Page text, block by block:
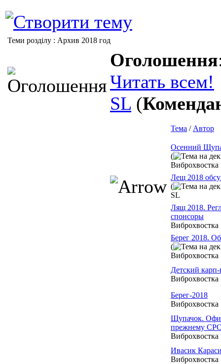
Теми розділу : Архив 2018 год
Оголошення
Читать всем!
SL (
Тема / Автор
Осенний
(
Виброхвостка
Лещ 2018
(
SL
Лящ 2018.
спонсоры
Виброхвостка
Берег 2018.
(
Виброхвостка
Детский
Виброхвостка
Берег-2018
Виброхвостка
Щупачок.
прежнему
Виброхвостка
Ивасик
Виброхвостка